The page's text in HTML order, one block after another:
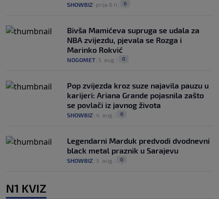
SHOWBIZ prije 6 h 0
Bivša Mamićeva supruga se udala za
NBA zvijezdu, pjevala se Rozga i
Marinko Rokvić
NOGOMET 5. aug. 0
Pop zvijezda kroz suze najavila pauzu u
karijeri: Ariana Grande pojasnila zašto
se povlači iz javnog života
SHOWBIZ 4. aug. 0
Legendarni Marduk predvodi dvodnevni
black metal praznik u Sarajevu
SHOWBIZ 3. aug. 0
N1 KVIZ